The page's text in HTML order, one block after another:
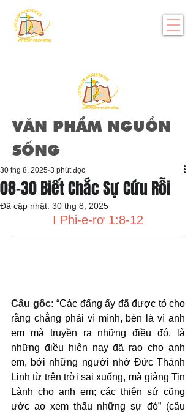
VĂN PHẨM NGUỒN
SỐNG
08-30 Biết Chắc Sự Cứu Rỗi
30 thg 8, 2025 3 phút đọc
Đã cập nhật: 30 thg 8, 2025
I Phi-e-rơ 1:8-12
Câu gốc: “Các đấng ấy đã được tỏ cho
rằng chẳng phải vì mình, bèn là vì anh
em mà truyền ra những điều đó, là
những điều hiện nay đã rao cho anh
em, bởi những người nhờ Đức Thánh
Linh từ trên trời sai xuống, mà giảng Tin
Lành cho anh em; các thiên sứ cũng
ước ao xem thấu những sự đó” (câu